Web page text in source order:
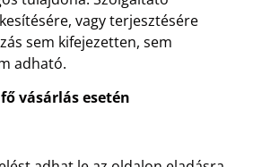
vagy terjesztésére
sem kifejezetten, sem
adható.
vásárlás esetén